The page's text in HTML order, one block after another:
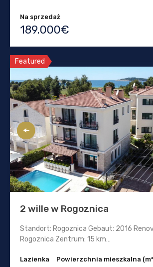
Na sprzedaż
189.000€
Featured
2 wille w Rogoznica
Standort: Rogoznica Gebaut: 2016
Rogoznica Zentrum: 15 km…
Lazienka
Powierzchnia mieszkalna